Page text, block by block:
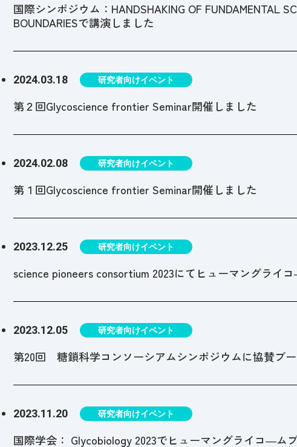
国際シンポジウム：HANDSHAKING OF FUNDAMENTAL
BOUNDARIESで講演しました
2024.03.18 研究者向けイベント
第２回Glycoscience frontier Seminar開催しました
2024.02.08 研究者向けイベント
第１回Glycoscience frontier Seminar開催しました
2023.12.25 研究者向けイベント
science pioneers consortium 2023にてヒューマングライ
2023.12.05 研究者向けイベント
第20回 糖鎖科学コンソーシアムシンポジウムに協賛ブ
2023.11.20 研究者向けイベント
国際学会： Glycobiology 2023でヒューマングライコ―ム